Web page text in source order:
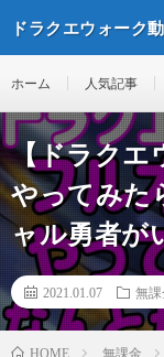
ドラクエウォーク
ホーム 人気記事
【ドラクエ
やってみた
ャル勇者が
2021.01.07 無課
HOME 無課金